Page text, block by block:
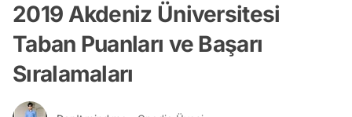
2019 Akdeniz Üniversitesi
Taban Puanları ve Başarı
Sıralamaları